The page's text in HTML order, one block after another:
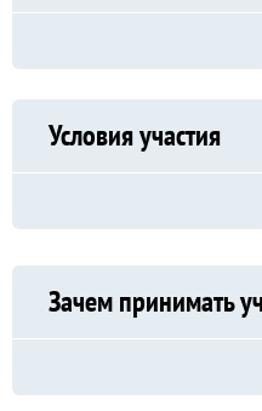
Условия участия
Зачем принимать